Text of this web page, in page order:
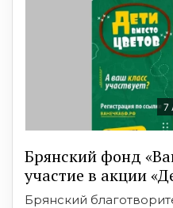
7
Брянский фонд
участие в акции
Брянский